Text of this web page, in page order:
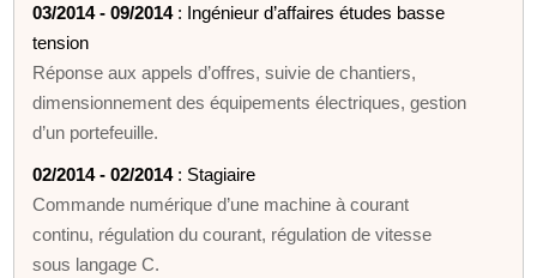
03/2014 - 09/2014: Ingénieur d’affaires études basse
tension
Réponse aux appels d’offres, suivie de chantiers,
dimensionnement des équipements électriques, gestion
d’un portefeuille.
02/2014 - 02/2014: Stagiaire
Commande numérique d’une machine à courant
continu, régulation du courant, régulation de vitesse
sous langage C.